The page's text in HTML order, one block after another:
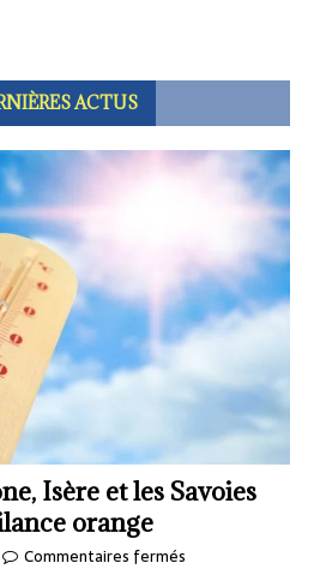
ACTUS
Isère et les Savoies
orange
Commentaires fermés